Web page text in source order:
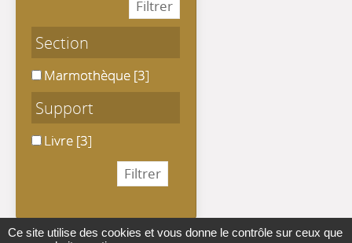
Section
Marmothèque
Marmothèque [3]
Support
LivreLivre [3]
Ce site utilise des cookies et vous donne le contrôle sur ceux que